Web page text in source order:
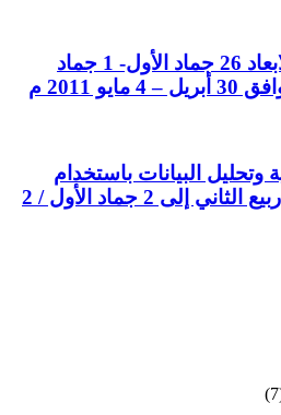
■ ■ تصميم ثلاثي الابعاد 26 جماد الأول- 1 جماد
وتحليل البيانات باستخدام
حزمة SPSS ه، 28 ربيع الثاني إلى 2 جماد الأول / 2